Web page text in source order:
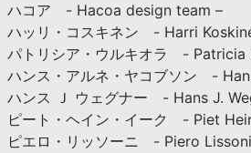
ハコア - Hacoa design team –
ハッリ・コスキネン - Harri
パトリシア・ウルキオラ - Patricia
ハンス・アルネ・ヤコブソン -
ハンス Ｊ ウェグナー - Hans J.
ピート・ヘイン・イーク - Piet
ピエロ・リッソーニ - Piero